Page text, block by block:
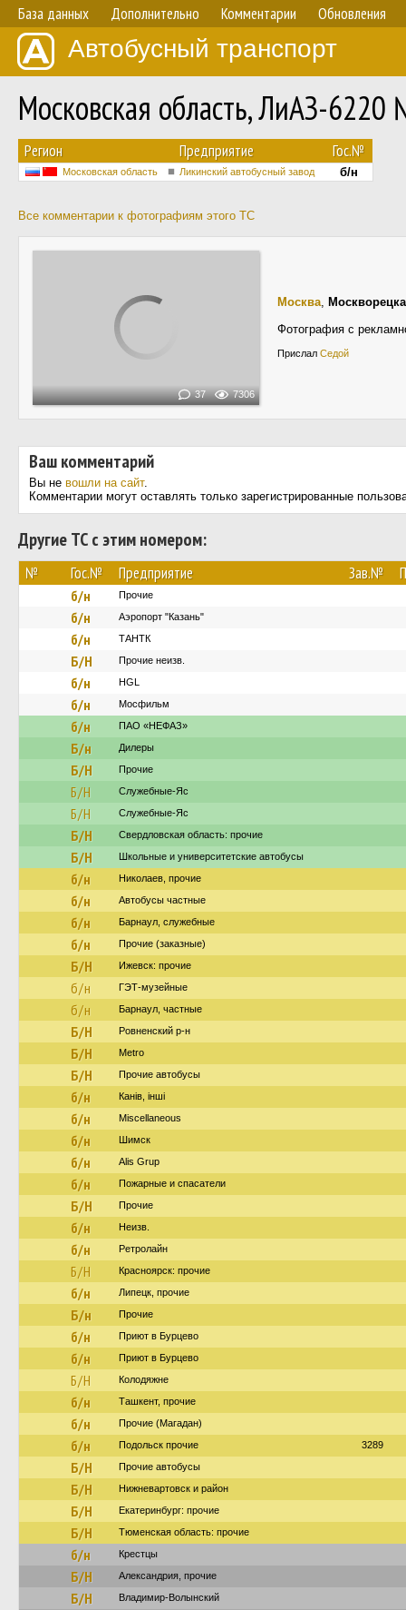
База данных Дополнительно Комментарии Обновления
Автобусный транспорт
Московская область, ЛиАЗ-
Регион Предприятие Гос.№
Московская область Ликинский автобусный завод б/н
Все комментарии к фотографиям этого ТС
37 7306
Москва,
Фотография с
Прислал Cедой
Ваш комментарий
Вы не вошли на сайт.
Комментарии могут оставлять только зарегистрированные
Другие ТС с этим номером:
№ Гос.№ Предприятие Зав.№
б/н Прочие
б/н Аэропорт "Казань"
б/н ТАНТК
Б/Н Прочие неизв.
б/н HGL
б/н Мосфильм
б/н ПАО «НЕФАЗ»
Б/н Дилеры
Б/Н Прочие
Б/Н Служебные-Яс
Б/Н Служебные-Яс
Б/Н Свердловская область: прочие
Б/Н Школьные и университетские автобусы
б/н Николаев, прочие
б/н Автобусы частные
б/н Барнаул, служебные
б/н Прочие (заказные)
Б/Н Ижевск: прочие
б/н ГЭТ-музейные
б/н Барнаул, частные
Б/Н Ровненский р-н
Б/Н Metro
Б/Н Прочие автобусы
б/н Канів, інші
б/н Miscellaneous
б/н Шимск
б/н Alis Grup
б/н Пожарные и спасатели
Б/Н Прочие
б/н Неизв.
б/н Ретролайн
Б/Н Красноярск: прочие
б/н Липецк, прочие
Б/н Прочие
б/н Приют в Бурцево
б/н Приют в Бурцево
Б/Н Колодяжне
б/н Ташкент, прочие
б/н Прочие (Магадан)
б/н Подольск прочие 3289
Б/Н Прочие автобусы
Б/Н Нижневартовск и район
Б/Н Екатеринбург: прочие
Б/Н Тюменская область: прочие
б/н Крестцы
Б/Н Александрия, прочие
Б/Н Владимир-Волынский